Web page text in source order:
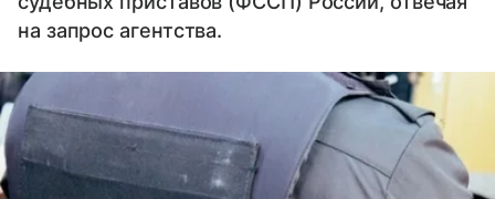
на запрос агентства.